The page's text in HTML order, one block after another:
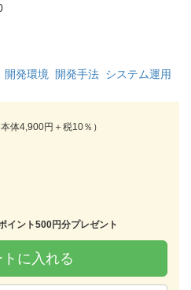
開発環境 開発手法 システム運用
本体4,900円＋税10％）
イント500円分プレゼント
に入れる